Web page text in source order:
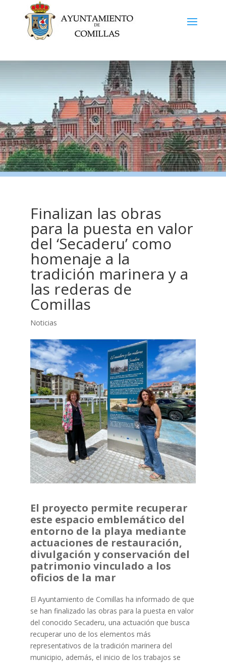
Finalizan las obras
para la puesta en valor
del ‘Secaderu’ como
homenaje a la
tradición marinera y a
las rederas de
Comillas
Noticias
El proyecto permite recuperar
este espacio emblemático del
entorno de la playa mediante
actuaciones de restauración,
divulgación y conservación del
patrimonio vinculado a los
oficios de la mar
El Ayuntamiento de Comillas ha informado de que
se han finalizado las obras para la puesta en valor
del conocido Secaderu, una actuación que busca
recuperar uno de los elementos más
representativos de la tradición marinera del
municipio, además, el inicio de los trabajos se